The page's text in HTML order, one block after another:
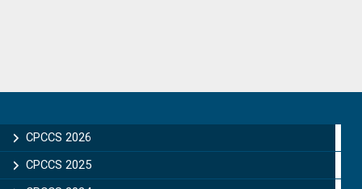
Sidebar
CPCCS 2026
CPCCS 2025